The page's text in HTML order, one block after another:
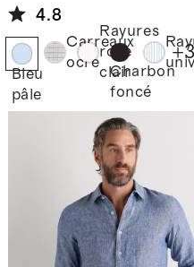
biologique
4.8
Bleu
pâle
Carreaux
ocre
Rayures
rose
clair
Charbon
foncé
+